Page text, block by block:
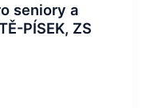
seniory a
PÍSEK, ZS